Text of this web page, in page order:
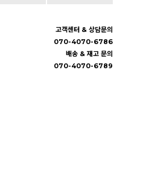
고객센터 & 상담문의
070-4070-6786
배송 & 재고 문의
070-4070-6789